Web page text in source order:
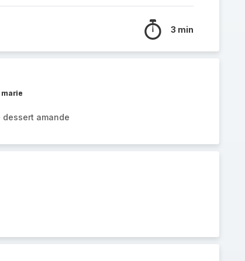
3 min
amande